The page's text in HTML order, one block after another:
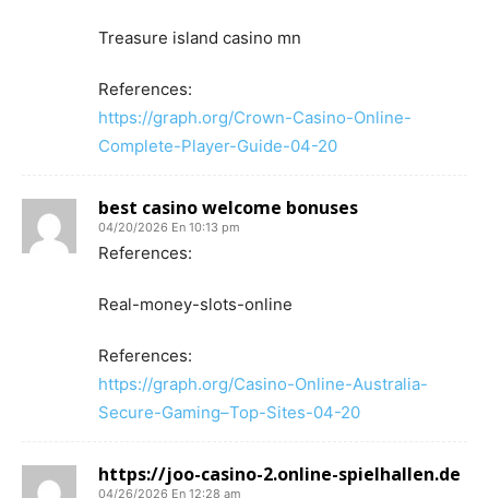
Treasure island casino mn
References:
https://graph.org/Crown-Casino-Online-
Complete-Player-Guide-04-20
best casino welcome bonuses
04/20/2026 En 10:13 pm
References:
Real-money-slots-online
References:
https://graph.org/Casino-Online-Australia-
Secure-Gaming–Top-Sites-04-20
https://joo-casino-2.online-spielhallen.de
04/26/2026 En 12:28 am